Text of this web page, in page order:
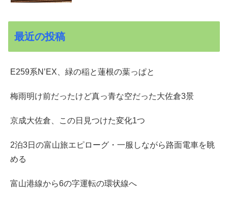
最近の投稿
E259系N’EX、緑の稲と蓮根の葉っぱと
梅雨明け前だったけど真っ青な空だった大佐倉3景
京成大佐倉、この日見つけた変化1つ
2泊3日の富山旅エピローグ・一服しながら路面電車を眺
める
富山港線から6の字運転の環状線へ